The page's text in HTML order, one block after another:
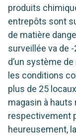
produits
entrepôts sont
de matière
surveillée va de -
d’un système
les conditions
plus de 25
magasin à hauts
respectivement
heureusement,